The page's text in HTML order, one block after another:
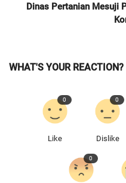
Dinas Pertanian Mesuji
WHAT'S YOUR REACTION?
Like
0
Dislike
0
0